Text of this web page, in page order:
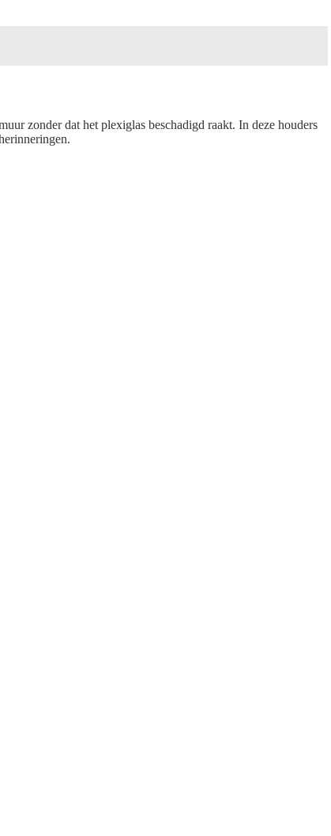
zonder dat het plexiglas beschadigd raakt. In deze houders